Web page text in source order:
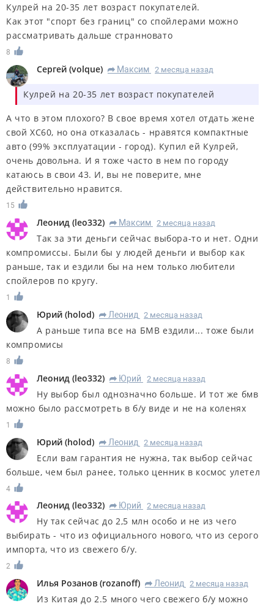
Кулрей на 20-35 лет возраст покупателей.
Как этот "спорт без границ" со спойлерами можно
рассматривать дальше странновато
8
Сергей (volque) R Максим 2 месяца назад
Кулрей на 20-35 лет возраст покупателей
А что в этом плохого? В свое время хотел отдать жене
свой XC60, но она отказалась - нравятся компактные
авто (99% эксплуатации - город). Купил ей Кулрей,
очень довольна. И я тоже часто в нем по городу
катаюсь в свои 43. И, вы не поверите, мне
действительно нравится.
15
Леонид (leo332) R Максим 2 месяца назад
Так за эти деньги сейчас выбора-то и нет. Одни
компромиссы. Были бы у людей деньги и выбор как
раньше, так и ездили бы на нем только любители
спойлеров по кругу.
1
Юрий (holod) R Леонид 2 месяца назад
А раньше типа все на БМВ ездили... тоже были
компромисы
8
Леонид (leo332) R Юрий 2 месяца назад
Ну выбор был однозначно больше. И тот же бмв
можно было рассмотреть в б/у виде и не на коленях
1
Юрий (holod) R Леонид 2 месяца назад
Если вам гарантия не нужна, так выбор сейчас
больше, чем был ранее, только ценник в космос улетел
4
Леонид (leo332) R Юрий 2 месяца назад
Ну так сейчас до 2,5 млн особо и не из чего
выбирать - что из официального нового, что из серого
импорта, что из свежего б/у.
2
Илья Розанов (rozanoff) R Леонид 2 месяца назад
Из Китая до 2.5 много чего свежего б/у можно